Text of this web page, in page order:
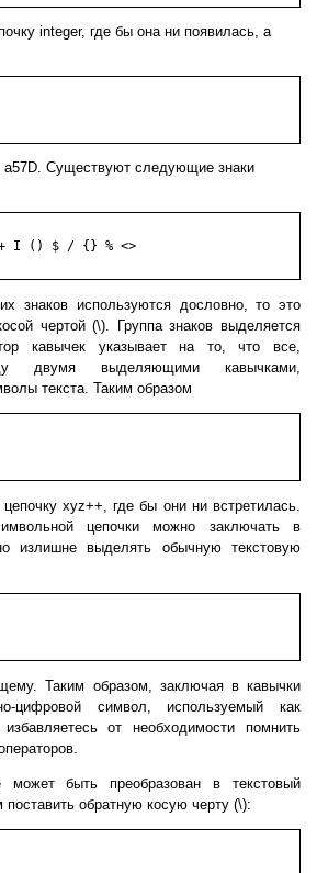
integer, где бы она ни появилась, а
a57D. Существуют следующие знаки
I () $ / {} % <>
знаков используются дословно, то это
чертой (\). Группа знаков выделяется
кавычек указывает на то, что все,
двумя выделяющими кавычками,
текста. Таким образом
xyz++, где бы они ни встретилась.
цепочки можно заключать в
излишне выделять обычную текстовую
Таким образом, заключая в кавычки
цифровой символ, используемый как
от необходимости помнить
может быть преобразован в текстовый
обратную косую черту (\):